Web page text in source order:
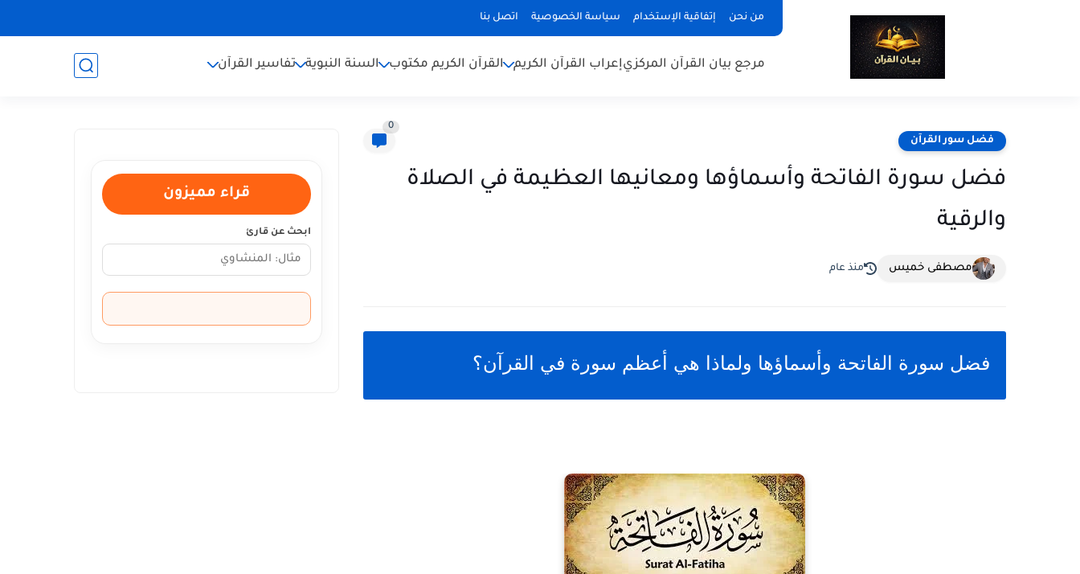
من نحن إتفاقية الإستخدام سياسة الخصوصية اتصل بنا
مرجع بيان القرآن المركزيإعراب القرآن الكريم القرآن الكريم مكتوب السنة النبوية تفاسير القرآن
فضل سور القرآن
0
فضل سورة الفاتحة وأسماؤها ومعانيها العظيمة في الصلاة
والرقية
مصطفى خميس منذ عام
فضل سورة الفاتحة وأسماؤها ولماذا هي أعظم سورة في القرآن؟
قراء مميزون
ابحث عن قارئ